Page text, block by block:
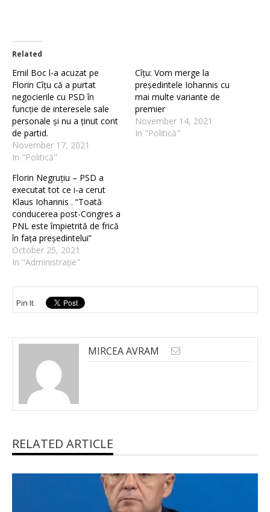
Related
Emil Boc l-a acuzat pe
Florin Cîțu că a purtat
negocierile cu PSD în
funcție de interesele sale
personale și nu a ținut cont
de partid.
November 17, 2021
In "Politică"
Cîțu: Vom merge la
președintele Iohannis cu
mai multe variante de
premier
November 14, 2021
In "Politică"
Florin Negruțiu – PSD a
executat tot ce i-a cerut
Klaus Iohannis . “Toată
conducerea post-Congres a
PNL este împietrită de frică
în fața președintelui”
October 25, 2021
In "Administrație"
Pin It
MIRCEA AVRAM
RELATED ARTICLE